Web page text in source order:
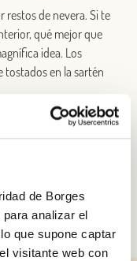
de Borges
analizar el
que supone captar
visitante web con
restos de nevera. Si te
qué mejor que
idea. Los
tostados en la sartén
unas hojas de